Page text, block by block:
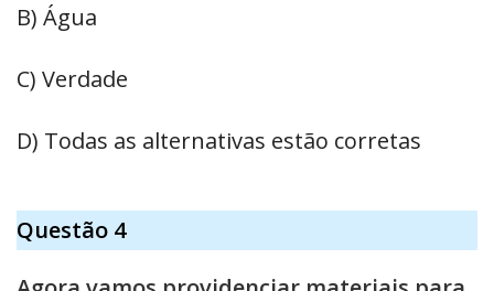
B) Água
C) Verdade
D) Todas as alternativas estão corretas
Questão 4